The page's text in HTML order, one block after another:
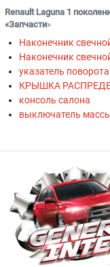
Renault Laguna 1
«Запчасти»
Наконечник
Наконечник
указатель поворота
КРЫШКА
консоль салона
выключатель